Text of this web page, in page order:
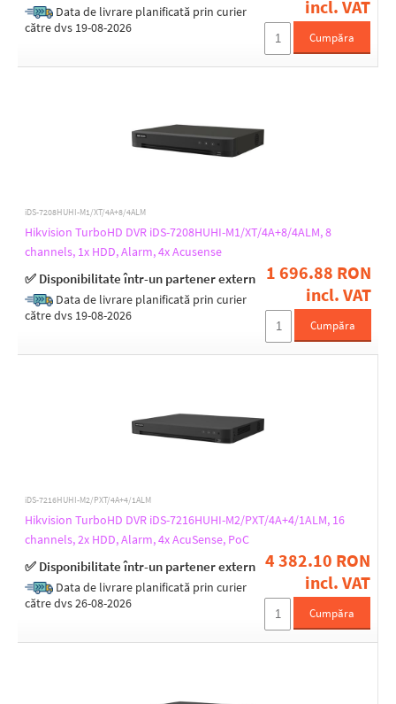
230V AC
48V / 1,35A
48V / 2,5A
Video compression
H.264
Weight [g]
1000
1160
2000
2100
3100
5000
Data de livrare planificată prin curier
către dvs 19-08-2026
incl. VAT
Cumpăra
iDS-7208HUHI-M1/XT/4A+8/4ALM
Hikvision TurboHD DVR iDS-7208HUHI-M1/XT/4A+8/4ALM, 8
channels, 1x HDD, Alarm, 4x Acusense
✅ Disponibilitate într-un partener extern
Data de livrare planificată prin curier
către dvs 19-08-2026
1 696.88 RON
incl. VAT
Cumpăra
iDS-7216HUHI-M2/PXT/4A+4/1ALM
Hikvision TurboHD DVR iDS-7216HUHI-M2/PXT/4A+4/1ALM, 16
channels, 2x HDD, Alarm, 4x AcuSense, PoC
✅ Disponibilitate într-un partener extern
Data de livrare planificată prin curier
către dvs 26-08-2026
4 382.10 RON
incl. VAT
Cumpăra